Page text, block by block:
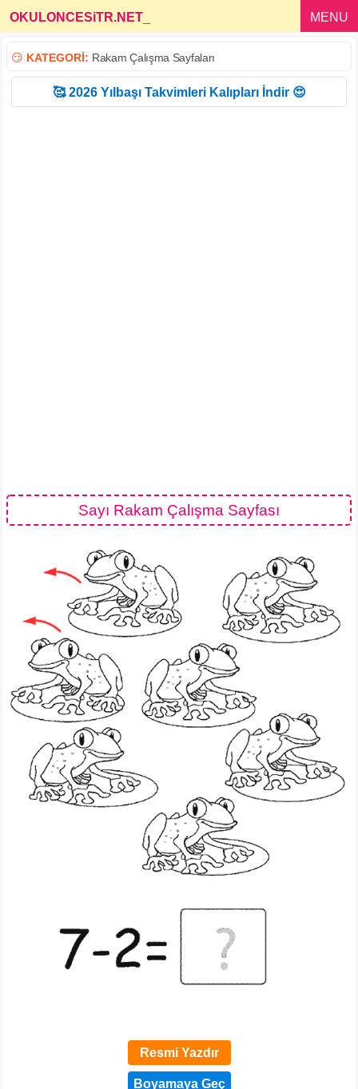
OKULONCESiTR.NET MENU
😏 KATEGORİ: Rakam Çalışma Sayfaları
🥰 2026 Yılbaşı Takvimleri Kalıpları İndir 😍
Sayı Rakam Çalışma Sayfası
Resmi Yazdır